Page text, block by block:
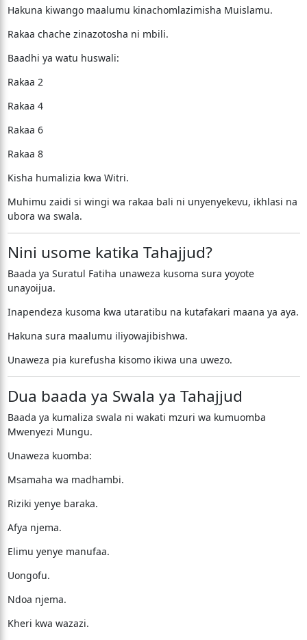
Hakuna kiwango maalumu kinachomlazimisha Muislamu.
Rakaa chache zinazotosha ni mbili.
Baadhi ya watu huswali:
Rakaa 2
Rakaa 4
Rakaa 6
Rakaa 8
Kisha humalizia kwa Witri.
Muhimu zaidi si wingi wa rakaa bali ni unyenyekevu, ikhlasi na
ubora wa swala.
Nini usome katika Tahajjud?
Baada ya Suratul Fatiha unaweza kusoma sura yoyote
unayoijua.
Inapendeza kusoma kwa utaratibu na kutafakari maana ya aya.
Hakuna sura maalumu iliyowajibishwa.
Unaweza pia kurefusha kisomo ikiwa una uwezo.
Dua baada ya Swala ya Tahajjud
Baada ya kumaliza swala ni wakati mzuri wa kumuomba
Mwenyezi Mungu.
Unaweza kuomba:
Msamaha wa madhambi.
Riziki yenye baraka.
Afya njema.
Elimu yenye manufaa.
Uongofu.
Ndoa njema.
Kheri kwa wazazi.